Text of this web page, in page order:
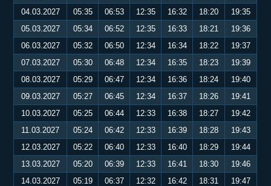
04.03.2027
05:35 06:53 12:35 16:32 18:20
19:35
05.03.2027
05:34 06:52 12:35 16:33 18:21
19:36
06.03.2027
05:32 06:50 12:34 16:34 18:22
19:37
07.03.2027
05:30 06:48 12:34 16:35 18:23
19:39
08.03.2027
05:29 06:47 12:34 16:36 18:24
19:40
09.03.2027
05:27 06:45 12:34 16:37 18:26
19:41
10.03.2027
05:25 06:44 12:33 16:38 18:27
19:42
11.03.2027
05:24 06:42 12:33 16:39 18:28
19:43
12.03.2027
05:22 06:40 12:33 16:40 18:29
19:44
13.03.2027
05:20 06:39 12:33 16:41 18:30
19:46
14.03.2027
05:19 06:37 12:32 16:42 18:31
19:47